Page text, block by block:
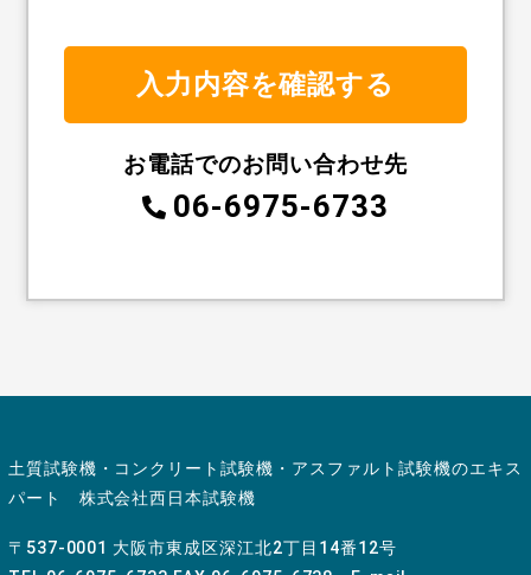
お電話でのお問い合わせ先
06-6975-6733
土質試験機・コンクリート試験機・アスファルト試験機のエキス
パート 株式会社西日本試験機
〒537-0001 大阪市東成区深江北2丁目14番12号